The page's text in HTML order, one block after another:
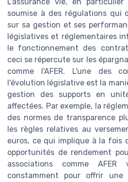
L'assurance vie, en
soumise à des régulations qui
sur sa gestion et ses
législatives et réglementaires
le fonctionnement des
ceci se répercute sur les
comme l'AFER. L'une des
l'évolution législative est la
gestion des supports en
affectées. Par exemple, la
des normes de transparence
les règles relatives au
euros, ce qui implique à la fois
opportunités de rendement
associations comme
constamment pour offrir une